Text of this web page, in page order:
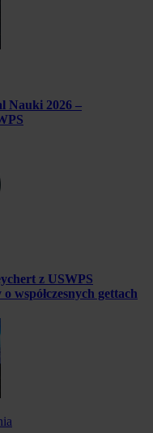
Nauki 2026 –
z USWPS
współczesnych gettach